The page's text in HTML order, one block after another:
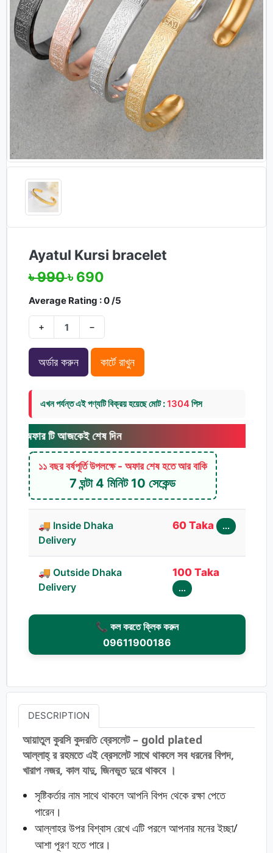
Ayatul Kursi bracelet
৳ 990৳ 690
Average Rating : 0 /5
+ −
অর্ডার করুন কার্টে রাখুন
এখন পর্যন্ত এই পণ্যটি বিক্রয় হয়েছে মোট :1304পিস
আজকেই শেষ দিন
১১ বছর বর্ষপূর্তি উপলক্ষে - অফার শেষ হতে আর বাকি
7 ঘন্টা 4 মিনিট 9 সেকেন্ড
🚚 Inside Dhaka
Delivery
60 Taka ...
🚚 Outside Dhaka
Delivery
100 Taka
...
📞 কল করতে ক্লিক করুন
09611900186
DESCRIPTION
আয়াতুলকুরসি কুদরতি ব্রেসলেট – gold plated
আল্লাহ্‌ র রহমতে এই ব্রেসলেট সাথে থাকলে সব ধরনের বিপদ,
খারাপ নজর, কাল যাদু, জিনভুত দুরে থাকবে ।
সৃষ্টিকর্তার নাম সাথে থাকলে আপনি বিপদ থেকে রক্ষা পেতে
পারেন।
আল্লাহর উপর বিশ্বাস রেখে এটি পরলে আপনার মনের ইচ্ছা/
আশা পূরণ হতে পারে।